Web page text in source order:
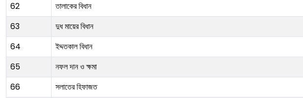
62
তালাকের বিধান
63
দুধ মায়ের বিধান
64
ইদ্দতকাল বিধান
65
নফল দান ও ক্ষমা
66
সলাতের হিফাজত